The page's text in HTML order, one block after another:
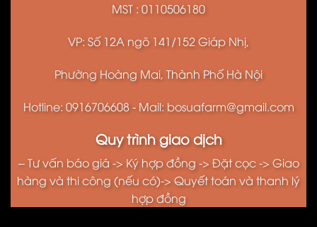
MST : 0110506180
VP: Số 12A ngõ 141/152 Giáp Nhị,
Phường Hoàng Mai, Thành Phố Hà Nội
Hotline: 0916706608 - Mail: bosuafarm@gmail.com
Quy trình giao dịch
– Tư vấn báo giá -> Ký hợp đồng -> Đặt cọc -> Giao
hàng và thi công (nếu có)-> Quyết toán và thanh lý
hợp đồng